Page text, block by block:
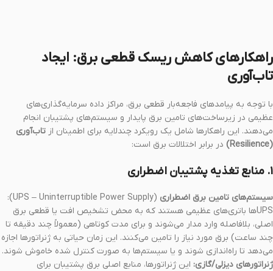
راهکارهای کاهش ریسک قطعی برق: ایجاد
تاب‌آوری
با توجه به پیامدهای فاجعه‌بار قطعی برق، مراکز داده سرمایه‌گذاری‌های
عظیمی در زیرساخت‌های تامین برق پایدار و سیستم‌های پشتیبان انجام
می‌دهند. این راهکارها شامل یک رویکرد چندلایه برای اطمینان از تاب‌آوری
(Resilience)
در برابر اختلالات برق است:
۱. منابع تغذیه پشتیبان اضطراری
سیستم‌های تامین برق اضطراری
(UPS – Uninterruptible Power Supply):
UPSها باتری‌های عظیمی هستند که به محض تشخیص افت یا قطعی برق
اصلی، بلافاصله وارد مدار می‌شوند و برای مدت کوتاهی (معمولاً چند دقیقه تا
چند ساعت) برق مورد نیاز را تامین می‌کنند. این زمان حیاتی به ژنراتورها اجازه
می‌دهد تا راه‌اندازی شوند و یا سیستم‌ها به صورت کنترل شده خاموش شوند.
ژنراتورهای دیزلی/گازی: این ژنراتورها، منابع اصلی برق پشتیبان برای